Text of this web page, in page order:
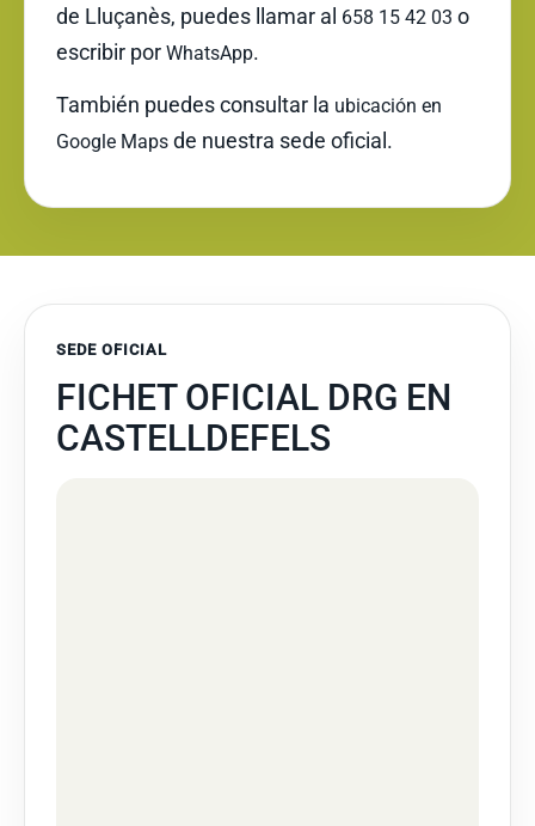
de Lluçanès, puedes llamar al 658 15 42 03 o
escribir por WhatsApp.
También puedes consultar la ubicación en
Google Maps de nuestra sede oficial.
SEDE OFICIAL
FICHET OFICIAL DRG EN
CASTELLDEFELS